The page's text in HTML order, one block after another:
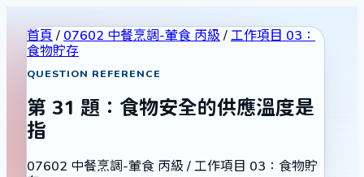
首頁 / 07602 中餐烹調-葷食 丙級 / 工作項目 03：
食物貯存
QUESTION REFERENCE
第 31 題： 食物安全的供應溫度是
指
07602 中餐烹調-葷食 丙級 / 工作項目 03：食物貯